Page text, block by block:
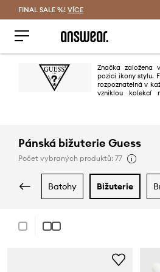
FINAL SALE %! VÍCE
Značka založena
pozici ikony stylu.
rozpoznatelná v
vzniklou kolekcí
Pánská bižuterie Guess
Počet vybraných produktů: 77
batohy bižuterie